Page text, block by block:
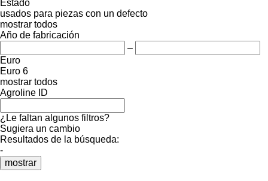
Estado
usados para piezas con un defecto
mostrar todos
Año de fabricación
–
Euro
Euro 6
mostrar todos
Agroline ID
¿Le faltan algunos filtros?
Sugiera un cambio
Resultados de la búsqueda:
-
mostrar